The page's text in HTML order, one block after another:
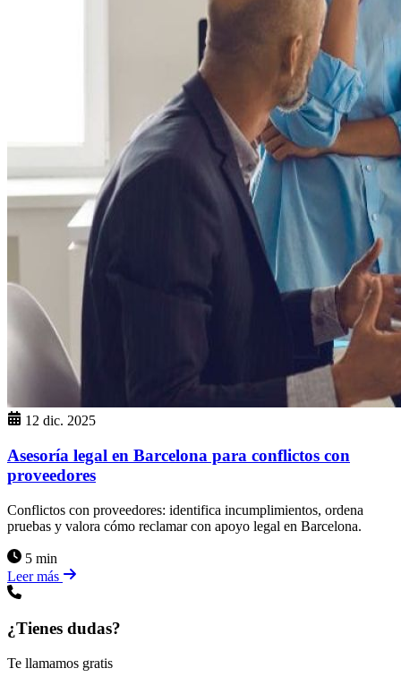
12 dic. 2025
Asesoría legal en Barcelona para conflictos con
proveedores
Conflictos con proveedores: identifica incumplimientos, ordena
pruebas y valora cómo reclamar con apoyo legal en Barcelona.
5 min
Leer más
¿Tienes dudas?
Te llamamos gratis